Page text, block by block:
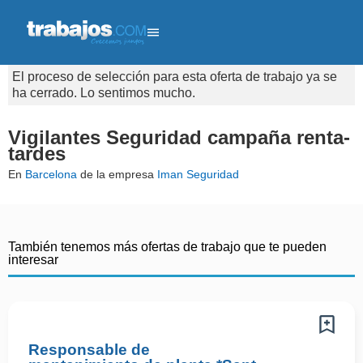
El proceso de selección para esta oferta de trabajo ya se
ha cerrado. Lo sentimos mucho.
Vigilantes Seguridad campaña renta-
tardes
En Barcelona de la empresa Iman Seguridad
También tenemos más ofertas de trabajo que te pueden
interesar
Responsable de